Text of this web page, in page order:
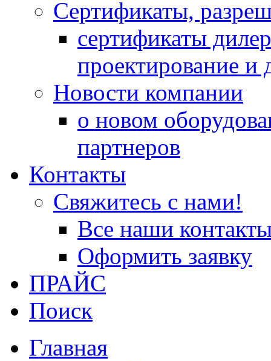
Сертификаты,
сертификаты
проектирование и
Новости компании
о новом
партнеров
Контакты
Свяжитесь с нами!
Все наши
Оформить заявку
ПРАЙС
Поиск
Главная